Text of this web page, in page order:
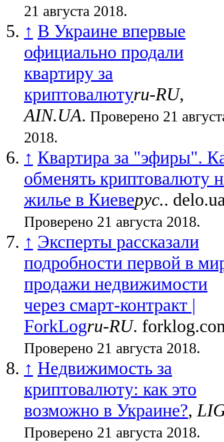
21 августа 2018.
↑ В Украине впервые
официально продали
квартиру за
криптовалютуru-RU,
AIN.UA. Проверено 21
2018.
↑ Квартира за "эфиры".
обменять криптовалюту
жилье в Киеверус. .
Проверено 21 августа 2018.
↑ Эксперты рассказали
подробности первой в
продажи недвижимости
через смарт-контракт |
ForkLogru-RU .
Проверено 21 августа 2018.
↑ Недвижимость за
криптовалюту: как это
возможно в Украине?,
Проверено 21 августа 2018.